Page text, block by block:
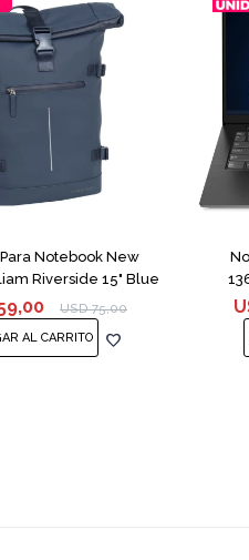
Notebook New
Riverside 15" Blue
USD 75,00